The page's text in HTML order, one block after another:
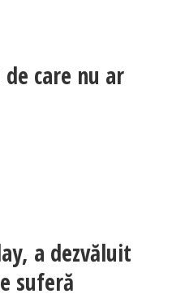
care nu ar
a dezvăluit
suferă